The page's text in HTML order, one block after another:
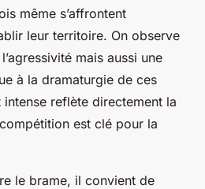
même s’affrontent
leur territoire. On observe
mais aussi une
à la dramaturgie de ces
reflète directement la
est clé pour la
le brame, il convient de